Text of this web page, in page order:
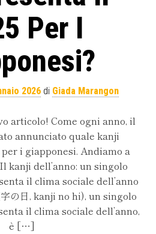
Per I
2026 di Giada Marangon
articolo! Come ogni anno, il
annunciato quale kanji
i giapponesi. Andiamo a
kanji dell’anno: un singolo
il clima sociale dell’anno
の日, kanji no hi), un singolo
il clima sociale dell’anno,
è […]